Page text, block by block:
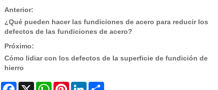
Anterior:
¿Qué pueden hacer las fundiciones de acero para reducir los
defectos de las fundiciones de acero?
Próximo:
Cómo lidiar con los defectos de la superficie de fundición de
hierro
Facebook
X WhatsAppPinterestLinkedIn